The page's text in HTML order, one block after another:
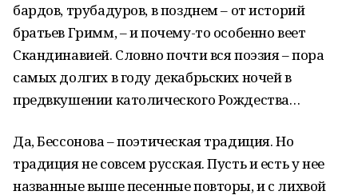
бардов, трубадуров, в позднем – от историй
братьев Гримм, – и почему-то особенно веет
Скандинавией. Словно почти вся поэзия – пора
самых долгих в году декабрьских ночей в
предвкушении католического Рождества…
Да, Бессонова – поэтическая традиция. Но
традиция не совсем русская. Пусть и есть у нее
названные выше песенные повторы, и с лихвой